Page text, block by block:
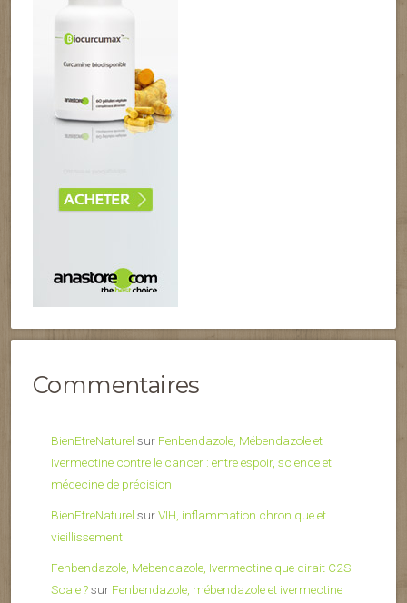
Commentaires
BienEtreNaturel sur Fenbendazole, Mébendazole et
Ivermectine contre le cancer : entre espoir, science et
médecine de précision
BienEtreNaturel surVIH, inflammation chronique et
vieillissement
Fenbendazole, Mebendazole, Ivermectine que dirait C2S-
Scale ?sur Fenbendazole, mébendazole et ivermectine